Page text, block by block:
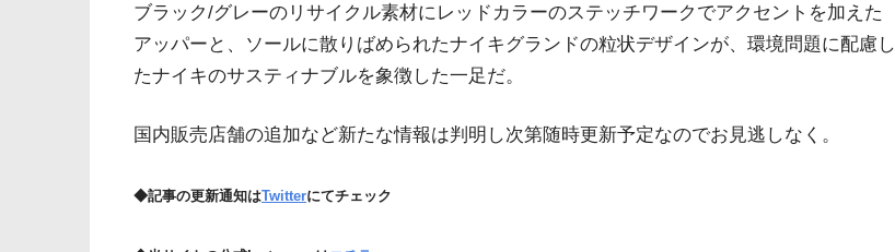
ブラック/グレーのリサイクル素材にレッドカラーのステッチワークでアクセントを加えた
アッパーと、ソールに散りばめられたナイキグランドの粒状デザインが、環境問題に配慮し
たナイキのサスティナブルを象徴した一足だ。
国内販売店舗の追加など新たな情報は判明し次第随時更新予定なのでお見逃しなく。
◆記事の更新通知はTwitterにてチェック